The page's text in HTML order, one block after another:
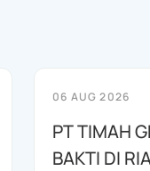
06 AUG 2026
PT TIMAH
BAKTI DI